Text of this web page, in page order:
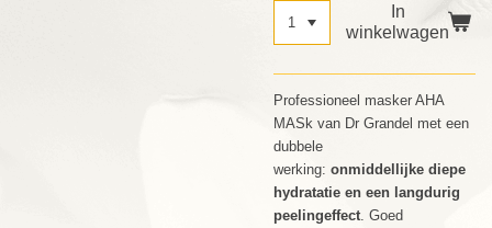
In
winkelwagen
Professioneel masker AHA
MASk van Dr Grandel met een
dubbele
werking: onmiddellijke diepe
hydratatie en een langdurig
peelingeffect . Goed